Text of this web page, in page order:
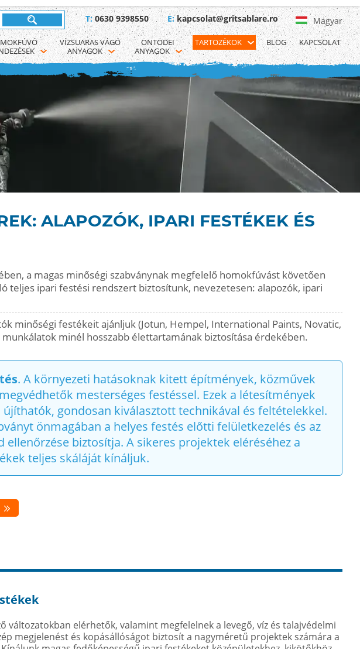
Magyar
T:0630 9398550 E:kapcsolat@gritsablare.ro
VÍZSUARAS VÁGÓ
ANYAGOK
ÖNTÖDEI
ANYAGOK
TARTOZÉKOK BLOG KAPCSOLAT
ALAPOZÓK, IPARI FESTÉKEK ÉS
a magas minőségi szabványnak megfelelő homokfúvást követően
teljes ipari festési rendszert biztosítunk, nevezetesen: alapozók, ipari
minőségi festékeit ajánljuk (Jotun, Hempel, International Paints, Novatic,
minél hosszabb élettartamának biztosítása érdekében.
. A környezeti hatásoknak kitett építmények, közművek
mesterséges festéssel. Ezek a létesítmények
gondosan kiválasztott technikával és feltételekkel.
önmagában a helyes festés előtti felületkezelés és az
ellenőrzése biztosítja. A sikeres projektek eléréséhez a
teljes skáláját kínáljuk.
elérhetők, valamint megfelelnek a levegő, víz és talajvédelmi
megjelenést és kopásállóságot biztosít a nagyméretű projektek számára a